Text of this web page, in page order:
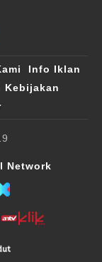
Info Iklan
Kebijakan
Network